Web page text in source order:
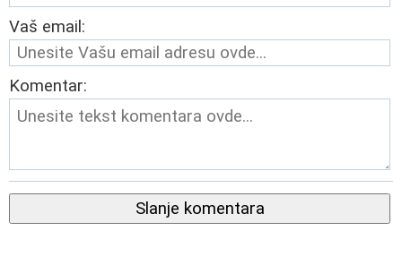
Vaš email:
Komentar:
Slanje komentara